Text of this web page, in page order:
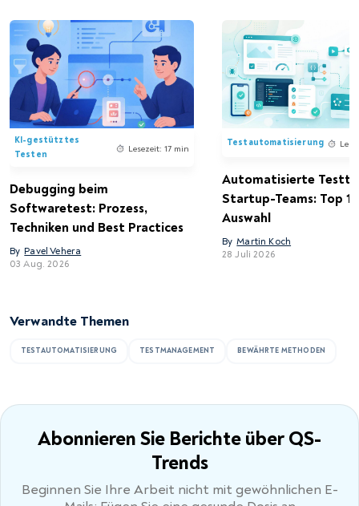
KI-gestütztes
Testen
Lesezeit: 17 min
Debugging beim
Softwaretest: Prozess,
Techniken und Best Practices
By Pavel Vehera
03 Aug. 2026
Testautomatisierung
Automatisierte
Startup-Teams: Top 15
Auswahl
By Martin Koch
28 Juli 2026
Verwandte Themen
TESTAUTOMATISIERUNG TESTMANAGEMENT BEWÄHRTE METHODEN
Abonnieren Sie Berichte über QS-
Trends
Beginnen Sie Ihre Arbeit nicht mit gewöhnlichen E-